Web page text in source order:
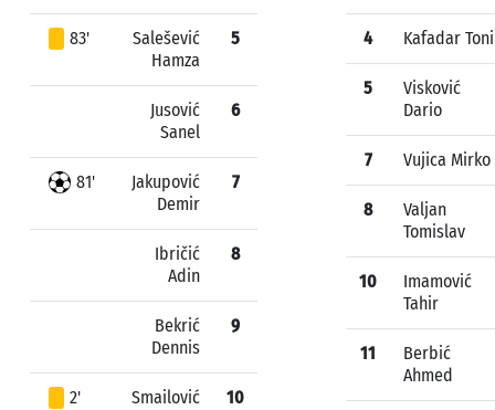
83'
Salešević
Hamza
5
Jusović
Sanel
6
81'
Jakupović
Demir
7
Ibričić
Adin
8
Bekrić
Dennis
9
2'
Smailović
10
4 Kafadar Toni
5
Visković
Dario
7 Vujica Mirko
8
Valjan
Tomislav
10
Imamović
Tahir
11
Berbić
Ahmed